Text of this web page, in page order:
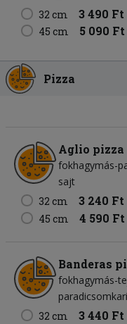
32 cm 3 490 Ft
45 cm 5 090 Ft
Pizza
Aglio pizza
fokhagymás-
sajt
32 cm
3 240 Ft
45 cm 4 590 Ft
Banderas
fokhagymás-
32 cm
3 440 Ft